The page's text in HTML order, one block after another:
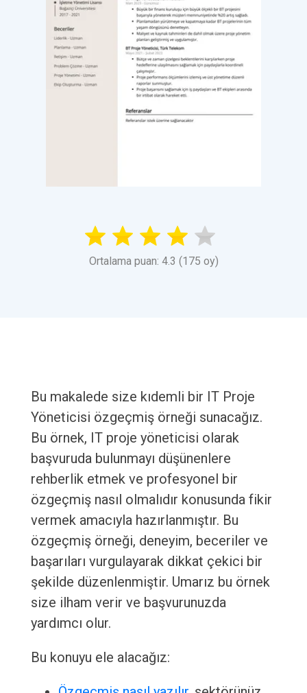
Ortalama puan: 4.3 (175 oy)
Bu makalede size kıdemli bir IT Proje
Yöneticisi özgeçmiş örneği sunacağız.
Bu örnek, IT proje yöneticisi olarak
başvuruda bulunmayı düşünenlere
rehberlik etmek ve profesyonel bir
özgeçmiş nasıl olmalıdır konusunda fikir
vermek amacıyla hazırlanmıştır. Bu
özgeçmiş örneği, deneyim, beceriler ve
başarıları vurgulayarak dikkat çekici bir
şekilde düzenlenmiştir. Umarız bu örnek
size ilham verir ve başvurunuzda
yardımcı olur.
Bu konuyu ele alacağız: